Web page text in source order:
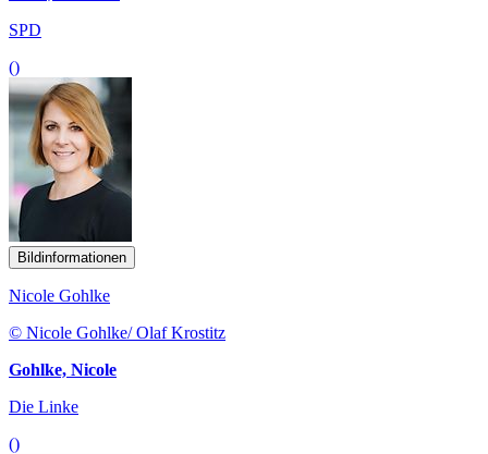
SPD
()
Bildinformationen
Nicole Gohlke
© Nicole Gohlke/ Olaf Krostitz
Gohlke, Nicole
Die Linke
()